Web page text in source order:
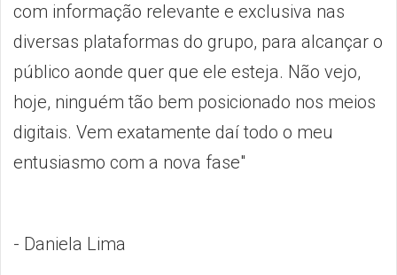
com informação relevante e exclusiva nas
diversas plataformas do grupo, para alcançar o
público aonde quer que ele esteja. Não vejo,
hoje, ninguém tão bem posicionado nos meios
digitais. Vem exatamente daí todo o meu
entusiasmo com a nova fase"
- Daniela Lima